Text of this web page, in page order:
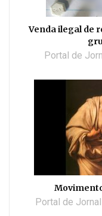
Venda ilegal de
Portal de
Portal de